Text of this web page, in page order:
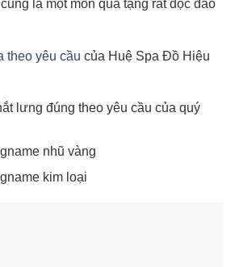
là một món quà tặng rất độc đáo
theo yêu cầu của Huệ Spa Đồ Hiệu
lưng đúng theo yêu cầu của quý
nhũ vàng
kim loại